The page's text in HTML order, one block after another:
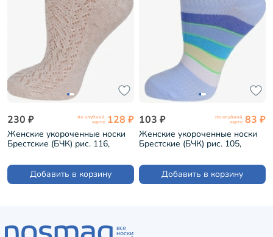
230 ₽ по клубной
карте 128 ₽
Женские укороченные носки
Брестские (БЧК) рис. 116,
Добавить в корзину
103 ₽ по клубной
карте 83 ₽
Женские укороченные носки
Брестские (БЧК) рис. 105,
Добавить в корзину